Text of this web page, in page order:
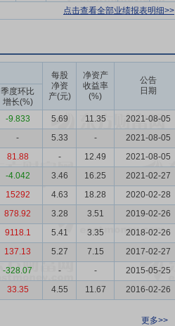
点击查看全部业绩报表明细>>
每股
净资
产(元)
净资产
收益率
(%)
公告
日期
季度环比
增长(%)
-9.833 5.69 11.35
2021-08-05
- 5.33 -
2021-08-05
81.88 - 12.49
2021-08-05
-4.042 3.46 16.25
2021-02-27
15292 4.63 18.28
2020-02-28
878.92 3.28 3.51
2019-02-26
9118.1 5.41 3.35
2018-02-26
137.13 5.27 7.15
2017-02-27
-328.07 - -
2015-05-25
33.35 4.55 11.67 2016-02-26
更多>>